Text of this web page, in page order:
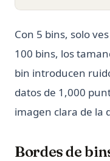
Con 5 bins, solo
100 bins, los
bin introducen
datos de 1,000
imagen clara de la
Bordes de